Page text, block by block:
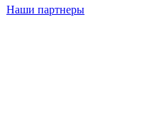
Наши партнеры